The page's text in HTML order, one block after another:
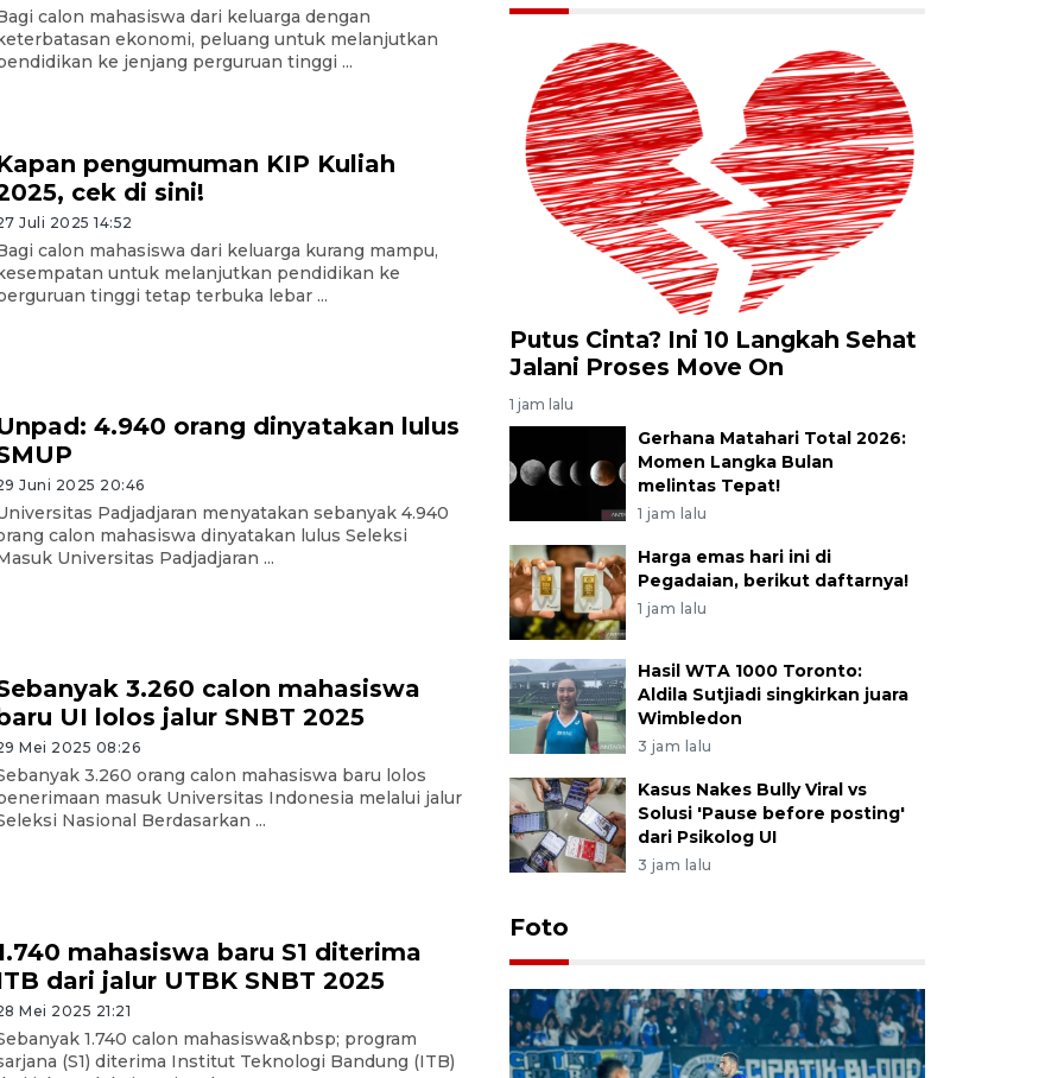
calon mahasiswa dari keluarga dengan
ekonomi, peluang untuk melanjutkan
ke jenjang perguruan tinggi ...
pengumuman KIP Kuliah
cek di sini!
Juli 2025 14:52
calon mahasiswa dari keluarga kurang mampu,
untuk melanjutkan pendidikan ke
tinggi tetap terbuka lebar ...
4.940 orang dinyatakan lulus
Juni 2025 20:46
Padjadjaran menyatakan sebanyak 4.940
calon mahasiswa dinyatakan lulus Seleksi
Universitas Padjadjaran ...
3.260 calon mahasiswa
UI lolos jalur SNBT 2025
Mei 2025 08:26
3.260 orang calon mahasiswa baru lolos
masuk Universitas Indonesia melalui jalur
Nasional Berdasarkan ...
mahasiswa baru S1 diterima
dari jalur UTBK SNBT 2025
Mei 2025 21:21
1.740 calon mahasiswa&nbsp; program
(S1) diterima Institut Teknologi Bandung (ITB)
Putus Cinta? Ini 10 Langkah Sehat
Jalani Proses Move On
1 jam lalu
Gerhana Matahari Total 2026:
Momen Langka Bulan
melintas Tepat!
1 jam lalu
Harga emas hari ini di
Pegadaian, berikut daftarnya!
1 jam lalu
Hasil WTA 1000 Toronto:
Aldila Sutjiadi singkirkan juara
Wimbledon
3 jam lalu
Kasus Nakes Bully Viral vs
Solusi 'Pause before posting'
dari Psikolog UI
3 jam lalu
Foto